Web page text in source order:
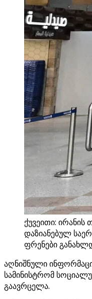
ქუვეითი: ირანის
დაზიანებულ
ფრენები
აღნიშნული
სამინისტრომ
გაავრცელა.